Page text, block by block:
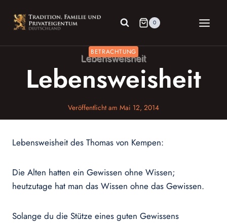
Inhalt
springen
0
BETRACHTUNG
Lebensweisheit
Veröffentlicht am Mai 12, 2014
Lebensweisheit des Thomas von Kempen:
Die Alten hatten ein Gewissen ohne Wissen;
heutzutage hat man das Wissen ohne das Gewissen.
Solange du die Stütze eines guten Gewissens